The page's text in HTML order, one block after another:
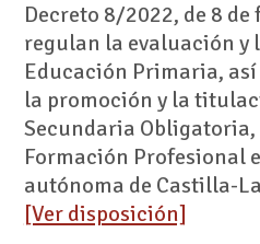
Decreto 8/2022, de 8 de
regulan la evaluación y
Educación Primaria,
la promoción y la
Secundaria
Formación Profesional
autónoma de Castilla-
[Ver disposición]